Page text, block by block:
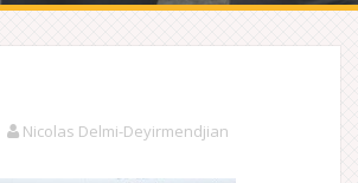
Nicolas Delmi-Deyirmendjian